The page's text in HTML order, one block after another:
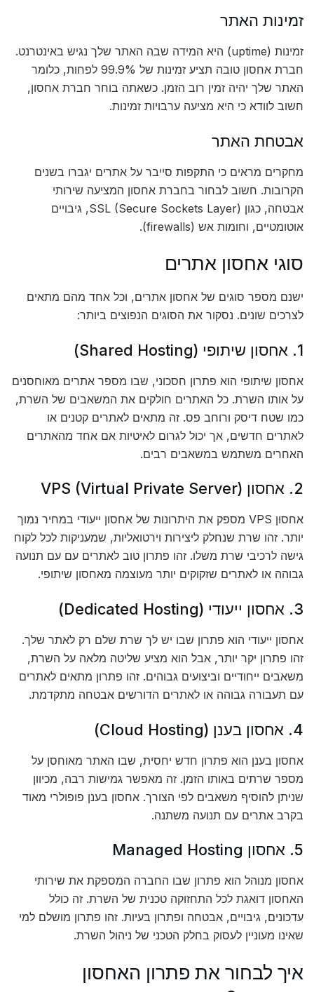
זמינות האתר
זמינות (uptime) היא המידה שבה האתר שלך נגיש באינטרנט.
חברת אחסון טובה תציע זמינות של 99.9% לפחות, כלומר
האתר שלך יהיה זמין רוב הזמן. כשאתה בוחר חברת אחסון,
חשוב לוודא כי היא מציעה ערבויות זמינות.
אבטחת האתר
מחקרים מראים כי התקפות סייבר על אתרים יגברו בשנים
הקרובות. חשוב לבחור בחברת אחסון המציעה שירותי
אבטחה, כגון SSL (Secure Sockets Layer), גיבויים
אוטומטיים, וחומות אש (firewalls).
סוגי אחסון אתרים
ישנם מספר סוגים של אחסון אתרים, וכל אחד מהם מתאים
לצרכים שונים. נסקור את הסוגים הנפוצים ביותר:
1. אחסון שיתופי (Shared Hosting)
אחסון שיתופי הוא פתרון חסכוני, שבו מספר אתרים מאוחסנים
על אותו השרת. כל האתרים חולקים את המשאבים של השרת,
כמו שטח דיסק ורוחב פס. זה מתאים לאתרים קטנים או
לאתרים חדשים, אך יכול לגרום לאיטיות אם אחד מהאתרים
האחרים משתמש במשאבים רבים.
2. אחסון VPS (Virtual Private Server)
אחסון VPS מספק את היתרונות של אחסון ייעודי במחיר נמוך
יותר. זהו שרת שנחלק ליצירות וירטואליות, שמעניקות לכל לקוח
גישה לרכיבי שרת משלו. זהו פתרון טוב לאתרים עם עם תנועה
גבוהה או לאתרים שזקוקים יותר מעוצמה מאחסון שיתופי.
3. אחסון ייעודי (Dedicated Hosting)
אחסון ייעודי הוא פתרון שבו יש לך שרת שלם רק לאתר שלך.
זהו פתרון יקר יותר, אבל הוא מציע שליטה מלאה על השרת,
משאבים ייחודיים וביצועים גבוהים. זהו פתרון מתאים לאתרים
עם תעבורה גבוהה או לאתרים הדורשים אבטחה מתקדמת.
4. אחסון בענן (Cloud Hosting)
אחסון בענן הוא פתרון חדש יחסית, שבו האתר מאוחסן על
מספר שרתים באותו הזמן. זה מאפשר גמישות רבה, מכיוון
שניתן להוסיף משאבים לפי הצורך. אחסון בענן פופולרי מאוד
בקרב אתרים עם תנועה משתנה.
5. אחסון Managed Hosting
אחסון מנוהל הוא פתרון שבו החברה המספקת את שירותי
האחסון דואגת לכל התחזוקה טכנית של השרת. זה כולל
עדכונים, גיבויים, אבטחה ופתרון בעיות. זהו פתרון מושלם למי
שאינו מעוניין לעסוק בחלק הטכני של ניהול השרת.
איך לבחור את פתרון האחסון